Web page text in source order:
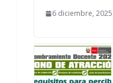
6 diciembre, 2025